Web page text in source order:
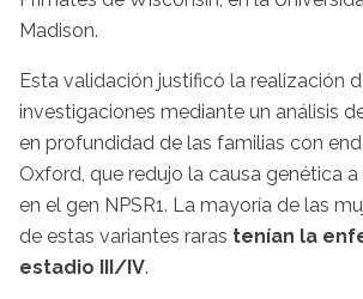
Madison.
Esta validación justificó la realización
investigaciones mediante un análisis
en profundidad de las familias con
Oxford, que redujo la causa genética a
en el gen NPSR1. La mayoría de las
de estas variantes raras tenían la
estadio III/IV.